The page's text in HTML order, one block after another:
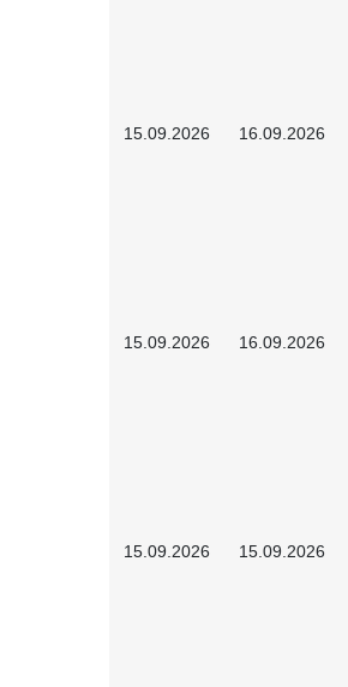
15.09.2026 16.09.2026
15.09.2026 16.09.2026
15.09.2026 15.09.2026